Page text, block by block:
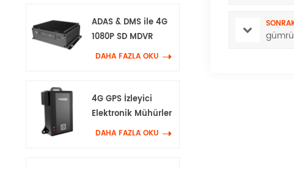
ADAS & DMS ile 4G
1080P SD MDVR
DAHA FAZLA OKU
4G GPS İzleyici
Elektronik Mühürler
DAHA FAZLA OKU